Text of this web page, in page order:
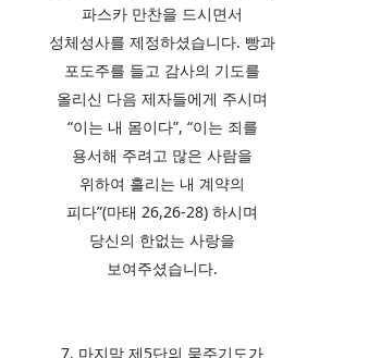
파스카 만찬을 드시면서
성체성사를 제정하셨습니다. 빵과
포도주를 들고 감사의 기도를
올리신 다음 제자들에게 주시며
“이는 내 몸이다”, “이는 죄를
용서해 주려고 많은 사람을
위하여 흘리는 내 계약의
피다”(마태 26,26-28) 하시며
당신의 한없는 사랑을
보여주셨습니다.
7. 마지막 제5단의 묵주기도가